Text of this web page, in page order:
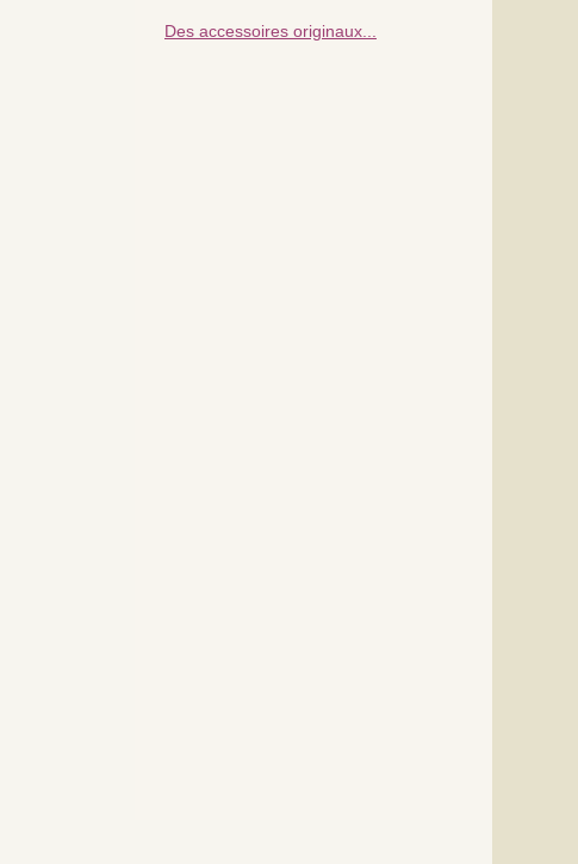
Des accessoires originaux...